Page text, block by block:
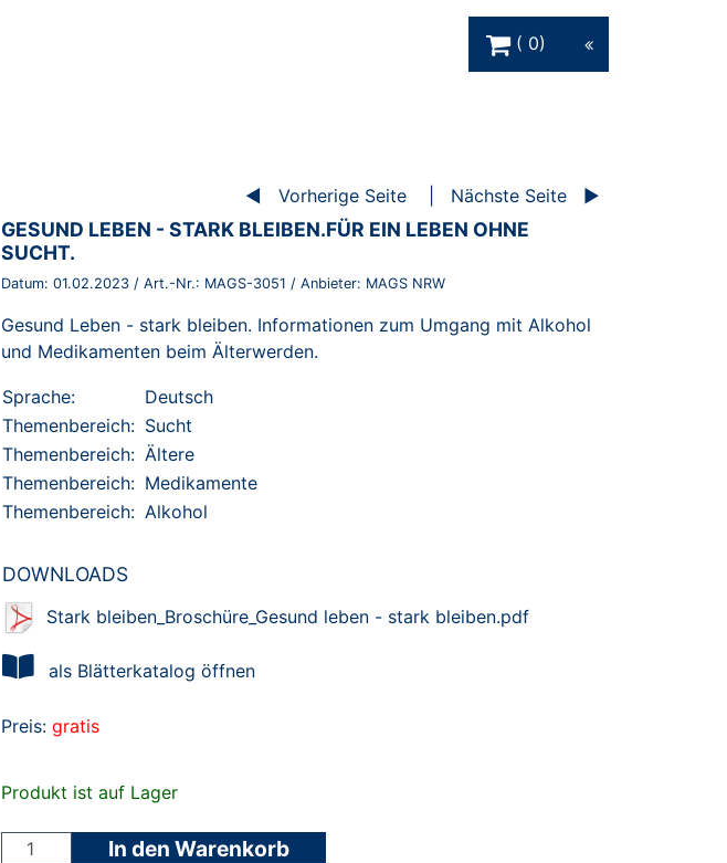
0
Vorherige Seite Nächste Seite
BROSCHÜRE:
GESUND LEBEN - STARK BLEIBEN.FÜR EIN LEBEN OHNE
SUCHT.
Datum: 01.02.2023 / Art.-Nr.: MAGS-3051 / Anbieter: MAGS NRW
Gesund Leben - stark bleiben. Informationen zum Umgang mit Alkohol
und Medikamenten beim Älterwerden.
Sprache:
Deutsch
Themenbereich: Sucht
Themenbereich: Ältere
Themenbereich: Medikamente
Themenbereich: Alkohol
DOWNLOADS
Stark bleiben_Broschüre_Gesund leben - stark bleiben.pdf
als Blätterkatalog öffnen
Preis: gratis
Produkt ist auf Lager
In den Warenkorb